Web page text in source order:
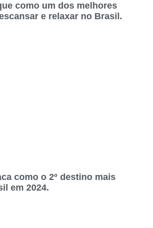
como um dos melhores
e relaxar no Brasil.
como o 2º destino mais
em 2024.